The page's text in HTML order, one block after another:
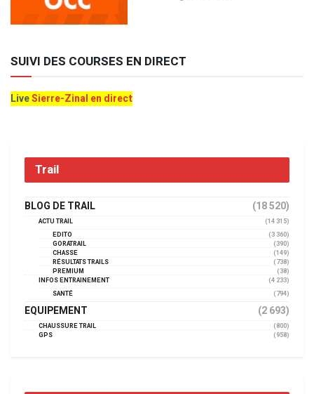
SUIVI DES COURSES EN DIRECT
LiveSierre-Zinal en direct
Trail
BLOG DE TRAIL (18 520)
ACTU TRAIL
(14 315)
EDITO
(3 360)
GORATRAIL
(390)
CHASSE
(149)
RÉSULTATS TRAILS
(738)
PREMIUM
(38)
INFOS ENTRAINEMENT
(4 233)
SANTÉ
(794)
EQUIPEMENT (2 693)
CHAUSSURE TRAIL
(800)
GPS
(958)